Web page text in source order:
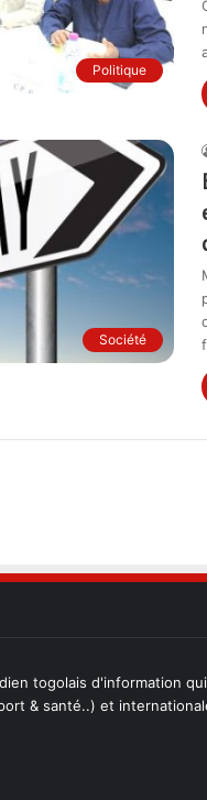
Politique
Société
togolais d'information
& santé..) et